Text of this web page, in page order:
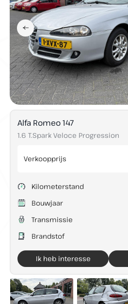
Over ons
Contact
Direct contact
Contact
info@lunenburgautos.nl
Adres
Sassenheimseweg 64
Openingstijden
Ma t/m Vr:
08:00 - 17:00
Zaterdag:
09:00 - 12:00
Zondag:
Gesloten
Buiten openingstijden
Alfa Romeo 147
1.6 T.Spark Veloce Progression
Verkoopprijs
Kilometerstand
Bouwjaar
Transmissie
Brandstof
Ik heb interesse